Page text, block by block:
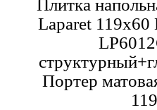
Плитка
Laparet
Портер